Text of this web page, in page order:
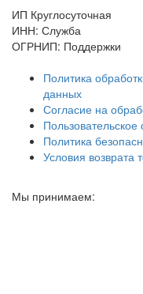
ИП Круглосуточная
ИНН: Служба
ОГРНИП: Поддержки
Политика
данных
Согласие на
Политика
Условия возврата
Мы принимаем: